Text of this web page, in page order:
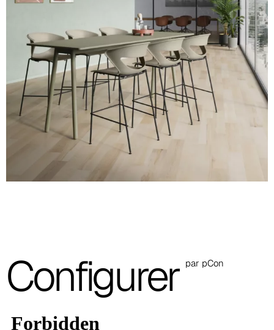
RAL 2008
RAL 3020
Rouge brique
NCS 3560-Y70R
Turquoise
Gris
RAL 7043
PANTONE 405 C
Configurer par pCon